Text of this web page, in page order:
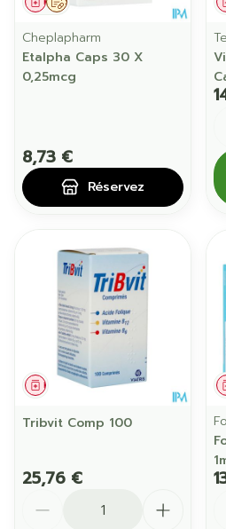
Cheplapharm
Etalpha Caps 30 X
0,25mcg
8,73 €
Réservez
Médicament
Tribvit Comp 100
25,76 €